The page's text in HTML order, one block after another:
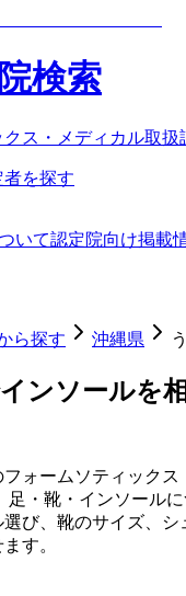
検索
ス・メディカル取扱
者を探す
いて認定院向け掲載
ら探す 沖縄県
ンソールを
フォームソティックス
足・靴・インソール
び、靴のサイズ、シ
す。